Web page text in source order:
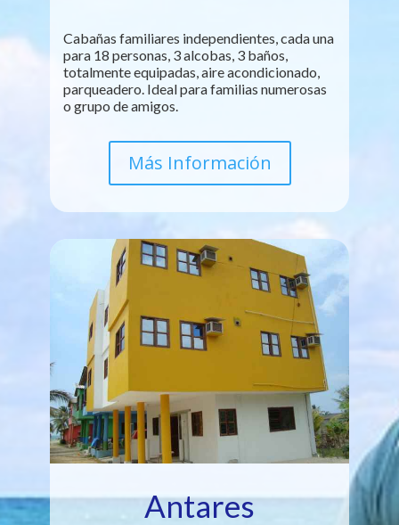
Cabañas familiares independientes, cada una
para 18 personas, 3 alcobas, 3 baños,
totalmente equipadas, aire acondicionado,
parqueadero. Ideal para familias numerosas
o grupo de amigos.
Más Información
Antares